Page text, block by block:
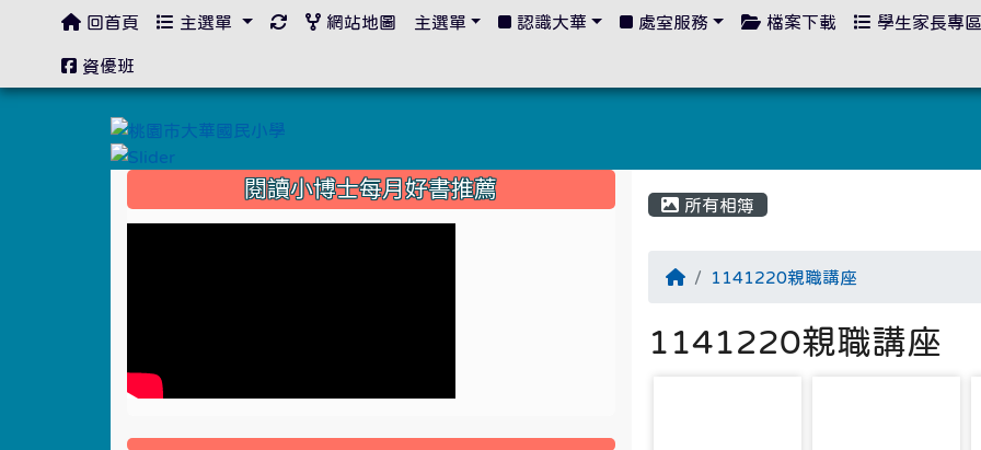
所有相簿
1141220親職講座
1141220親職講座
::: 閱讀小博士每月好書推薦
回首頁 主選單 網站地圖 主選單 認識大華 處室服務 檔案下載 學生家長專區
資優班